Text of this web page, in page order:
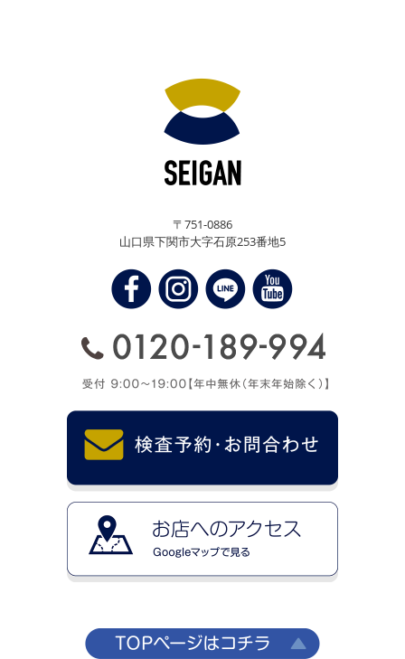
〒751-0886
山口県下関市大字石原253番地5